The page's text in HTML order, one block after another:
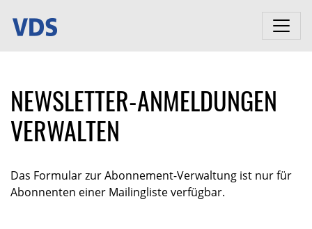
NEWSLETTER-ANMELDUNGEN
VERWALTEN
Das Formular zur Abonnement-Verwaltung ist nur für
Abonnenten einer Mailingliste verfügbar.